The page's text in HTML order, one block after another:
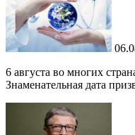
6 августа во многих
Знаменательная дата